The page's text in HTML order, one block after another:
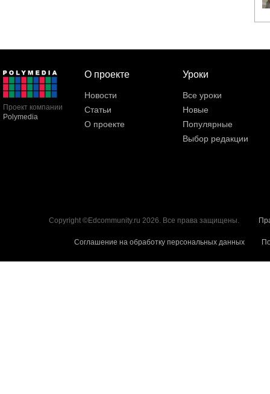
Проект компании
Polymedia
О проекте
Новости
Статьи
О проекте
Уроки
Все уроки
Новые
Популярные
Выбор редакции
Copyright ©Edcommunity.ru 2026. Все права защищены.
Соглашение на обработку персональных данных